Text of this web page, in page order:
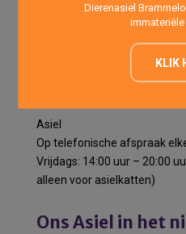
Voor het halen en brengen
jaar geopend op
’s Morgens: 10:00 uur -12:00
Asiel
Op telefonische afspraak
Vrijdags: 14:00 uur – 20:00
alleen voor asielkatten)
Ons Asiel in het
Dierenasiel
immateriële
KLIK